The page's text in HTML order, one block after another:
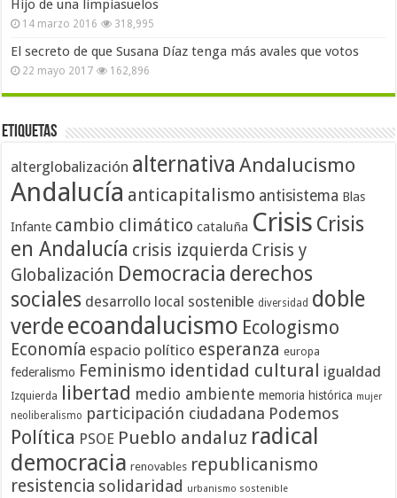
Hijo de una limpiasuelos
14 marzo 2016 318,995
El secreto de que Susana Díaz tenga más avales que votos
22 mayo 2017 162,896
Etiquetas
alterglobalización alternativa Andalucismo
Andalucía anticapitalismo antisistema Blas
Infante cambio climático cataluña Crisis Crisis
en Andalucía crisis izquierda Crisis y
Globalización Democracia derechos
sociales desarrollo local sostenible diversidad doble
verdeecoandalucismo Ecologismo
Economía espacio político esperanza europa
federalismo Feminismo identidad cultural igualdad
Izquierda libertad medio ambiente memoria histórica mujer
neoliberalismo participación ciudadana Podemos
Política PSOE Pueblo andaluz radical
democracia renovables republicanismo
resistencia solidaridad urbanismo sostenible